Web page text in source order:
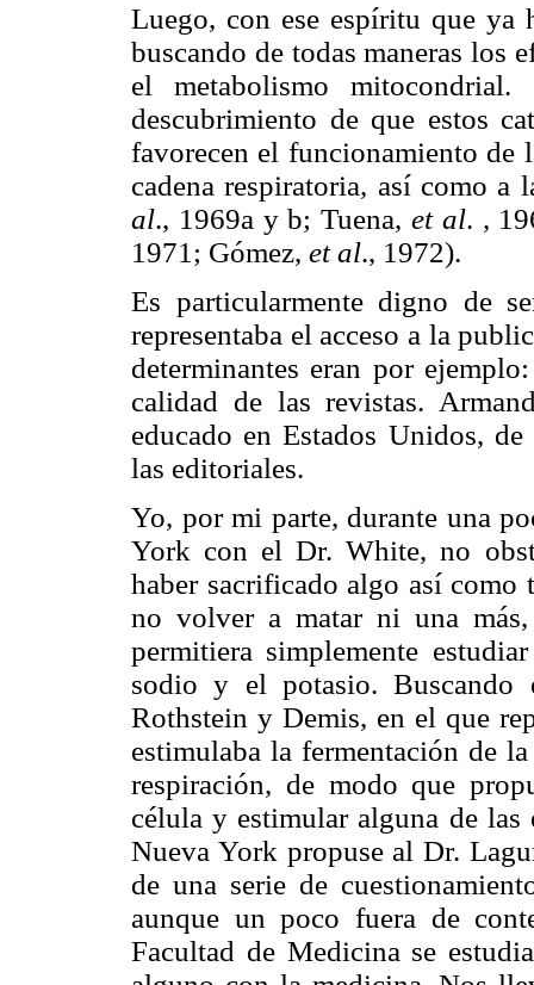
Luego, con ese espíritu que ya
buscando de todas maneras los
el metabolismo
descubrimiento de que estos
favorecen el funcionamiento
cadena respiratoria, así como
al., 1969a y b; Tuena, et al. ,
1971; Gómez, et al., 1972).
Es particularmente digno de
representaba el acceso a la
determinantes eran por
calidad de las revistas.
educado en Estados Unidos,
las editoriales.
Yo, por mi parte, durante una
York con el Dr. White, no
haber sacrificado algo así como
no volver a matar ni una
permitiera simplemente
sodio y el potasio. Buscando
Rothstein y Demis, en el que
estimulaba la fermentación de
respiración, de modo que
célula y estimular alguna de
Nueva York propuse al Dr.
de una serie de
aunque un poco fuera de
Facultad de Medicina se